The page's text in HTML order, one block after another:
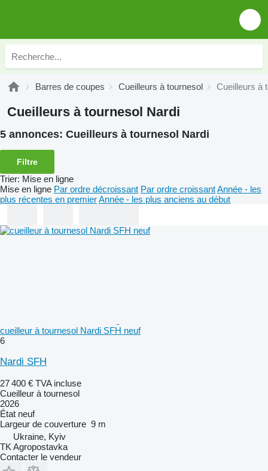
Barres de coupes Cueilleurs à tournesol Cueilleurs à
Cueilleurs à tournesol Nardi
5 annonces: Cueilleurs à tournesol Nardi
Filtre
Trier: Mise en ligne
Mise en ligne Par ordre décroissant Par ordre croissantAnnée - les
plus récentes en premierAnnée - les plus anciens au début
cueilleur à tournesol Nardi SFH neuf
6
Nardi SFH
27 400 € TVA incluse
Cueilleur à tournesol
2026
État neuf
Largeur de couverture 9 m
Ukraine, Kyiv
TK Agropostavka
Contacter le vendeur